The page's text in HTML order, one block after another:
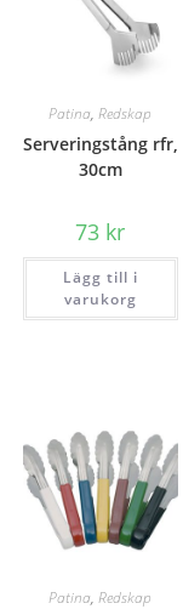
Patina,Redskap
Serveringstång rfr,
30cm
73 kr
Lägg till i
varukorg
Patina,Redskap